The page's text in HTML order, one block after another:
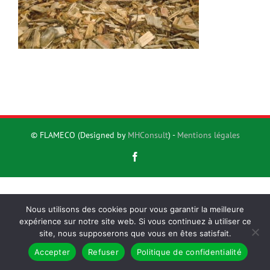
© FLAMECO (Designed by MHConsult) - Mentions légales
Nous utilisons des cookies pour vous garantir la meilleure
expérience sur notre site web. Si vous continuez à utiliser ce
site, nous supposerons que vous en êtes satisfait.
Accepter
Refuser Politique de confidentialité